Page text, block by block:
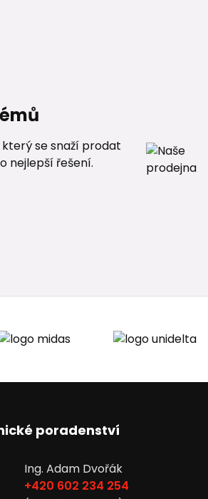
se snaží prodat
nejlepší řešení.
poradenství
Ing. Adam Dvořák
+420 602 234 254